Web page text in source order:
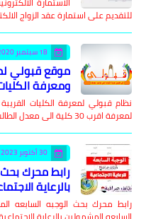
للتقديم على استمارة عقد الزواج
18 سبتمبر 2020
موقع قبولي
ومعرفة
نظام قبولي لمعرفة الكليات
لمعرفة اقرب 30 كلية الى معدل الطالب النظام ال…
30 أكتوبر 2023
رابط محرك
بالرعاية
رابط محرك بحث الوجبه السابعه